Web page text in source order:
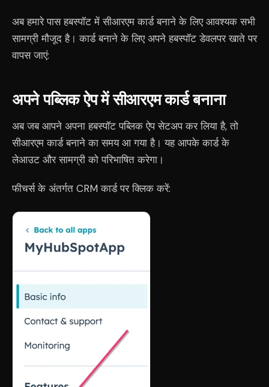
अब हमारे पास हबस्पॉट में सीआरएम कार्ड बनाने के लिए आवश्यक सभी
सामग्री मौजूद है। कार्ड बनाने के लिए अपने हबस्पॉट डेवलपर खाते पर
वापस जाएं:
अपने पब्लिक ऐप में सीआरएम कार्ड बनाना
अब जब आपने अपना हबस्पॉट पब्लिक ऐप सेटअप कर लिया है, तो
सीआरएम कार्ड बनाने का समय आ गया है। यह आपके कार्ड के
लेआउट और सामग्री को परिभाषित करेगा।
फीचर्स के अंतर्गत CRM कार्ड पर क्लिक करें: